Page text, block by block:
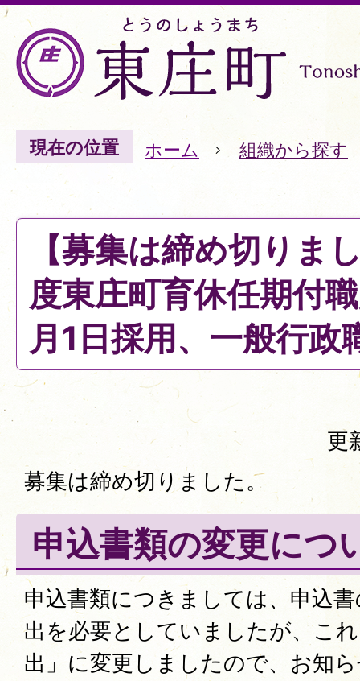
現在の位置 ホーム 組織から探す
【募集は締め切りま
度東庄町育休任期付
月1日採用、一般行政
更
募集は締め切りました。
申込書類の変更につ
申込書類につきましては、申込
出を必要としていましたが、こ
出」に変更しましたので、お知